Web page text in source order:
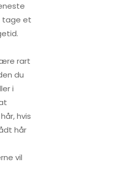
tage et
rart
du
i
hvis
hår
vil